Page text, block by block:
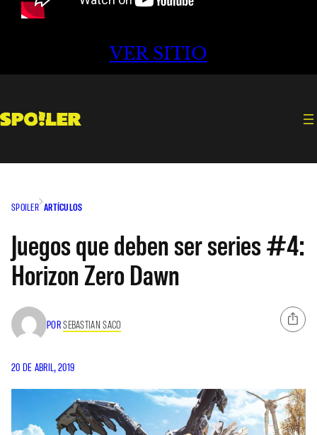
VER SITIO
SPOILER ARTÍCULOS
Juegos que deben ser series #4:
Horizon Zero Dawn
PORSEBASTIAN SACO
20 DE ABRIL, 2019